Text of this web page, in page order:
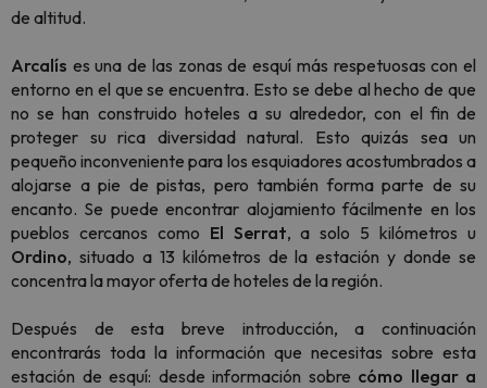
de altitud.
Arcalís es una de las zonas de esquí más respetuosas con el
entorno en el que se encuentra. Esto se debe al hecho de que
no se han construido hoteles a su alrededor, con el fin de
proteger su rica diversidad natural. Esto quizás sea un
pequeño inconveniente para los esquiadores acostumbrados a
alojarse a pie de pistas, pero también forma parte de su
encanto. Se puede encontrar alojamiento fácilmente en los
pueblos cercanos como El Serrat, a solo 5 kilómetros u
Ordino, situado a 13 kilómetros de la estación y donde se
concentra la mayor oferta de hoteles de la región.
Después de esta breve introducción, a continuación
encontrarás toda la información que necesitas sobre esta
estación de esquí: desde información sobre cómo llegar a